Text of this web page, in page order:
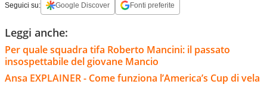
Seguici su: Google Discover Fonti preferite
Leggi anche:
Per quale squadra tifa Roberto Mancini: il passato
insospettabile del giovane Mancio
Ansa EXPLAINER - Come funziona l’America’s Cup di vela